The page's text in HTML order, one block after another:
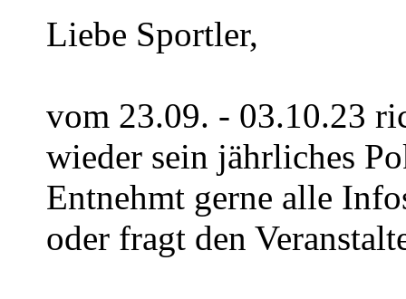
Liebe Sportler,
vom 23.09. - 03.10.23
wieder sein jährliches
Entnehmt gerne alle
oder fragt den